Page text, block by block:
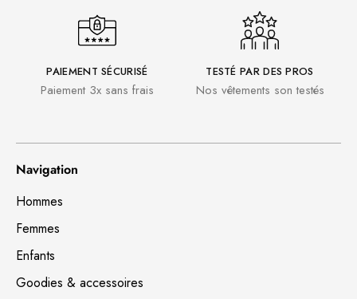
PAIEMENT SÉCURISÉ
Paiement 3x sans frais
TESTÉ PAR DES PROS
Nos vêtements son testés
Navigation
Hommes
Femmes
Enfants
Goodies & accessoires